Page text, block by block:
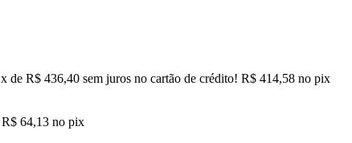
x de R$ 436,40 sem juros no cartão de crédito! R$ 414,58 no pix
R$ 64,13 no pix